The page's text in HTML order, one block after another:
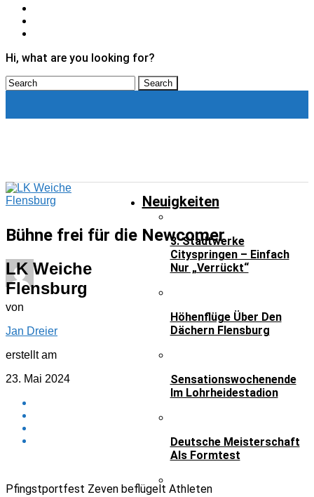
Hi, what are you looking for?
LK Weiche
Flensburg
Neuigkeiten
3. Stadtwerke
Cityspringen – Einfach
Nur „verrückt“
Höhenflüge Über Den
Dächern Flensburg
Sensationswochenende
Im Lohrheidestadion
Deutsche Meisterschaft
Als Formtest
Neuigkeiten
Bühne frei für die Newcomer
von
Jan Dreier
erstellt am
23. Mai 2024
Pfingstportfest Zeven beflügelt Athleten